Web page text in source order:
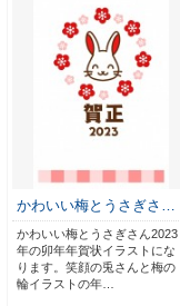
かわいい梅とうさぎさ…
かわいい梅とうさぎさん2023
年の卯年年賀状イラストにな
ります。笑顔の兎さんと梅の
輪イラストの年…